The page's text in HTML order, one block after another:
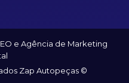
e Agência de Marketing
Zap Autopeças ©